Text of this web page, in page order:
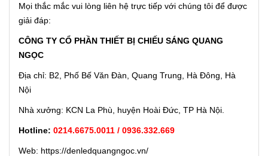
Mọi thắc mắc vui lòng liên hệ trực tiếp với chúng tôi để được
giải đáp:
CÔNG TY CỔ PHẦN THIẾT BỊ CHIẾU SÁNG QUANG
NGỌC
Địa chỉ: B2, Phố Bế Văn Đàn, Quang Trung, Hà Đông, Hà
Nội
Nhà xưởng: KCN La Phù, huyện Hoài Đức, TP Hà Nội.
Hotline: 0214.6675.0011 / 0936.332.669
Web: https://denledquangngoc.vn/